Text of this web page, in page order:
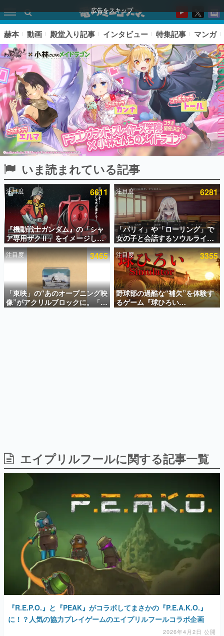
広告をスキップ
ピックアップ
電ファミのいま読まれている記事ランキング
アプリセール情報
インタビュー
連載・特集一覧
殿堂入り記事
SNS拡散数が数千以上！ ページビュー数万以上！ などな
ど。多くの人々に読まれた、電ファミ渾身の“殿堂入り”記
事をまとめました。
日本のコンテンツ産業やカルチャーに与えた影響を探る企
画です。
ルを網羅するほか、開発者へのインタビューや識者による
解説を掲載。約20年の歴史が一望できる決定版！
若ゲのいたり〜ゲームクリエイターの青春〜
『うつヌケ』『ペンと箸』等で知られるマンガ家・田中圭
一先生によるゲーム業界レポートマンガです。
なんでゲームは面白い？
ゲーム開発者・hamatsu氏がゲームの魅力を画面や操作の
具体的な形から解き明かしていく、硬派で骨太な評論連載
です。
「経験値」「裏技」「ラスボス」… ゲームにまつわる言葉
の起源や用法の変遷を、コンピューター文化史研究家・タ
イニーP氏が徹底調査。
赫本 動画 殿堂入り記事 インタビュー 特集記事 マンガ
いま読まれている記事
注目度 6611
『機動戦士ガンダム』の「シャ
ア専用ザクⅡ」をイメージした
散水ホースリールが予約開始。
本体にはシャアのパーソナルマ
ークやジオン公国軍のエンブレ
ム、型式番号などを配置
注目度 6281
「パリィ」や「ローリング」で
女の子と会話するソウルライク
恋愛ゲーム『小早川さんはソウ
ルライク』無料公開。返事に失
敗すると「YOU DIED」
注目度 3465
「東映」の“あのオープニング映
像”がアクリルブロックに。「東
映ヒストリカル グッズコレクシ
注目度 3355
野球部の過酷な“補欠”を体験す
るゲーム『球ひろい
Simulator』が「1件」のウィッ
エイプリルフールに関する記事一覧
『R.E.P.O.』と『PEAK』がコラボしてまさかの『P.E.A.K.O.』
に！？人気の協力プレイゲームのエイプリルフールコラボ企画
2026年4月2日 公開